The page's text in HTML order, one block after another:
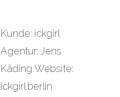
Kunde: ickgirl
Agentur: Jens
Käding Website:
ickgirl.berlin